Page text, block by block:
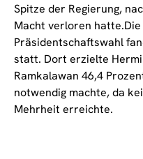
Spitze der Regierung,
Macht verloren
Präsidentschaftswahl
statt. Dort erzielte
Ramkalawan 46,4
notwendig machte, da
Mehrheit erreichte.